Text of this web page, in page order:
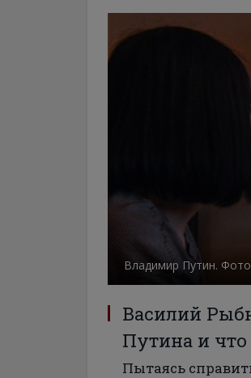
Владимир Путин.
Василий
Путина и что
Пытаясь